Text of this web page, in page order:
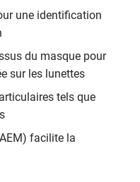
une identification
du masque pour
sur les lunettes
tels que
facilite la